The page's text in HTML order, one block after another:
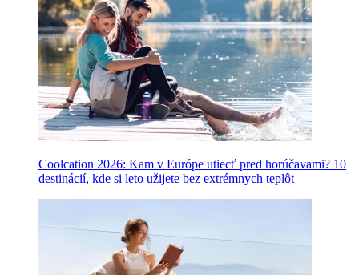
Coolcation 2026: Kam v Európe utiecť pred horúčavami? 10
destinácií, kde si leto užijete bez extrémnych teplôt